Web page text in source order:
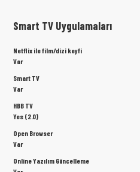
Smart TV Uygulamaları
Netflix ile film/dizi keyfi
Var
Smart TV
Var
HBB TV
Yes (2.0)
Open Browser
Var
Online Yazılım Güncelleme